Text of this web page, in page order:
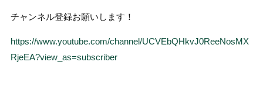
チャンネル登録お願いします！
https://www.youtube.com/channel/UCVEbQHkvJ0ReeNosMX
RjeEA?view_as=subscriber